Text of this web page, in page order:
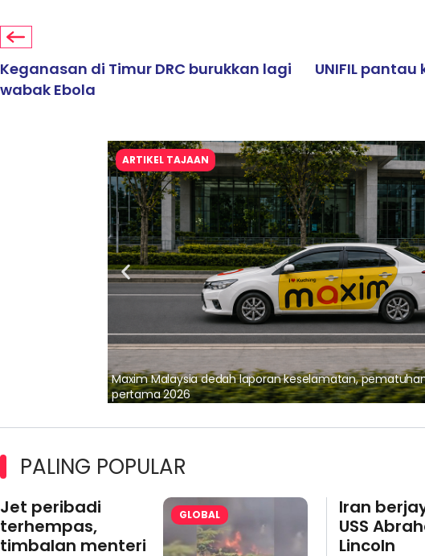
Keganasan di Timur DRC burukkan lagi
wabak Ebola
UNIFIL
ARTIKEL TAJAAN
Maxim Malaysia dedah laporan keselamatan,
pertama 2026
PALING POPULAR
Jet peribadi
terhempas,
timbalan menteri
GLOBAL
Iran
USS
Lincoln